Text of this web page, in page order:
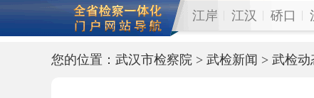
江岸 江汉 硚口
您的位置： 武汉市检察院 > 武检新闻 > 武检动